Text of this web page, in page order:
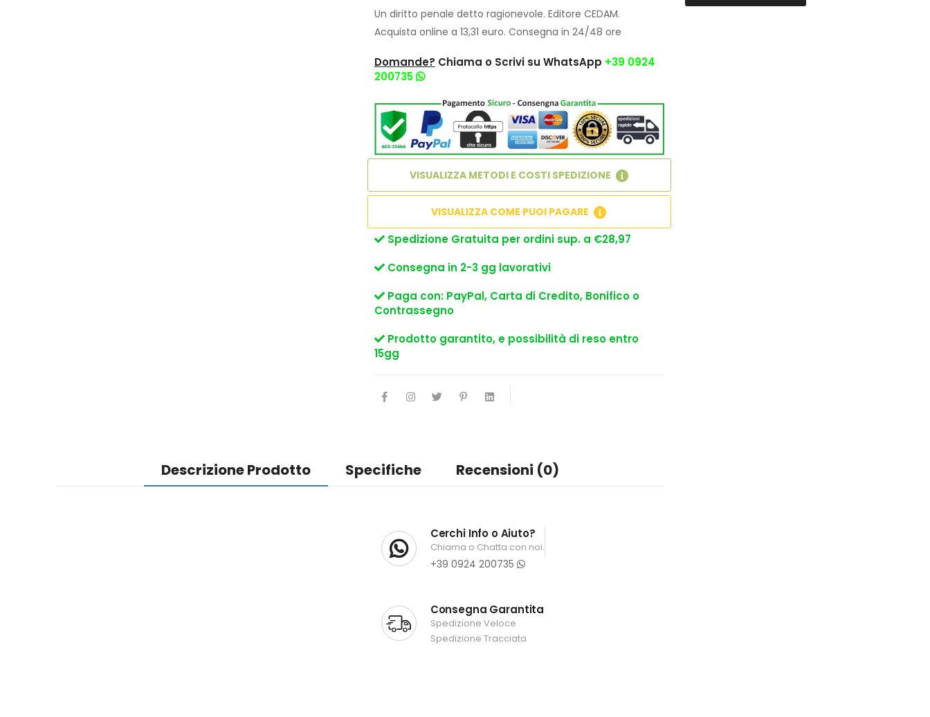
Un diritto penale detto ragionevole. Editore CEDAM.
Acquista online a 13,31 euro. Consegna in 24/48 ore
Domande? Chiama o Scrivi su WhatsApp +39 0924
200735
VISUALIZZA METODI E COSTI SPEDIZIONE
VISUALIZZA COME PUOI PAGARE
Spedizione Gratuita per ordini sup. a €28,97
Consegna in 2-3 gg lavorativi
Paga con: PayPal, Carta di Credito, Bonifico o
Contrassegno
Prodotto garantito, e possibilità di reso entro
15gg
Descrizione Prodotto Specifiche Recensioni (0)
Cerchi Info o Aiuto?
Chiama o Chatta con noi.
+39 0924 200735
Consegna Garantita
Spedizione Veloce
Spedizione Tracciata